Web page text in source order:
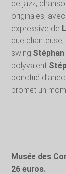
de jazz,
originales,
expressive de
que
swing
polyvalent
ponctué
promet un
Musée des
26 euros.